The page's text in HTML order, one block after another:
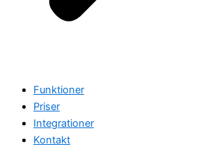
Funktioner
Priser
Integrationer
Kontakt